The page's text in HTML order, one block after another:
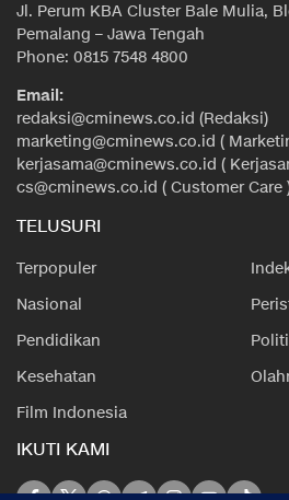
Jl. Perum KBA Cluster Bale Mulia,
Pemalang – Jawa Tengah
Phone: 0815 7548 4800
Email:
redaksi@cminews.co.id (Redaksi)
marketing@cminews.co.id (
kerjasama@cminews.co.id (
cs@cminews.co.id ( Customer Care
TELUSURI
Terpopuler
Nasional
Pendidikan
Kesehatan
Film Indonesia
IKUTI KAMI